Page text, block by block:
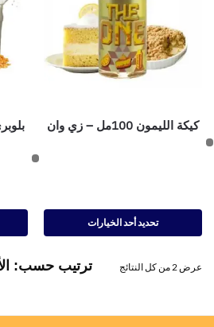
كيكة الليمون 100مل – زي وان
تحديد أحد الخيارات
عرض ⁦2⁩ من كل النتائج